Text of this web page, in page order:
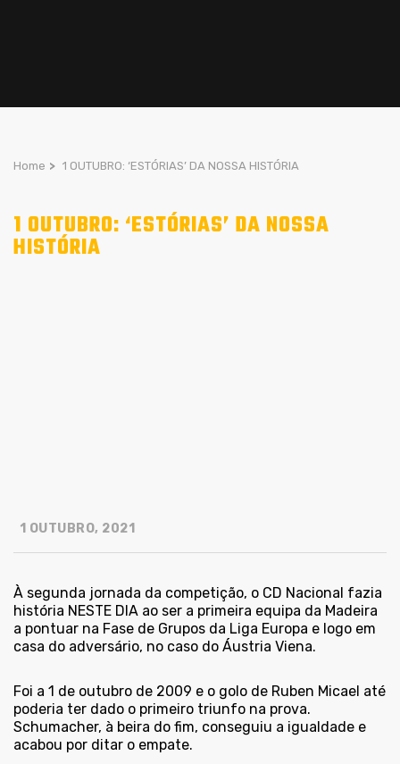
Home > 1 OUTUBRO: ‘ESTÓRIAS’ DA NOSSA HISTÓRIA
1 OUTUBRO: ‘ESTÓRIAS’ DA NOSSA
HISTÓRIA
1 OUTUBRO, 2021
À segunda jornada da competição, o CD Nacional fazia
história NESTE DIA ao ser a primeira equipa da Madeira
a pontuar na Fase de Grupos da Liga Europa e logo em
casa do adversário, no caso do Áustria Viena.
Foi a 1 de outubro de 2009 e o golo de Ruben Micael até
poderia ter dado o primeiro triunfo na prova.
Schumacher, à beira do fim, conseguiu a igualdade e
acabou por ditar o empate.